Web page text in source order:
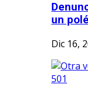
un
Dic 16,